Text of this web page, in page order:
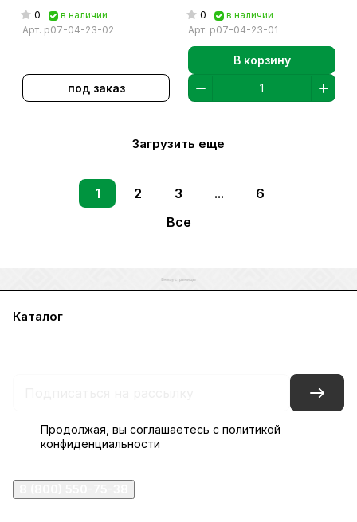
0
в наличии
Арт. р07-04-23-02
под заказ
0
в наличии
Арт. р07-04-23-01
В корзину
Загрузить еще
1 2 3 ...
6
Все
Каталог
Продолжая, вы соглашаетесь с политикой
конфиденциальности